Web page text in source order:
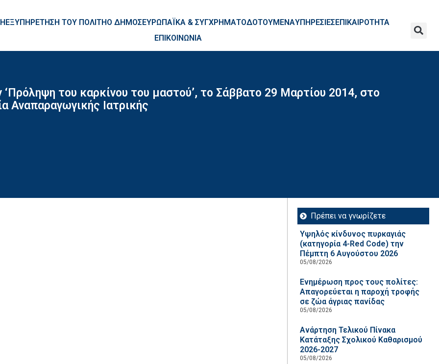
ΕΞΥΠΗΡΕΤΗΣΗ ΤΟΥ ΠΟΛΙΤΗΟ ΔΗΜΟΣΕΥΡΩΠΑΪΚΑ & ΣΥΓΧΡΗΜΑΤΟΔΟΤΟΥΜΕΝΑΥΠΗΡΕΣΙΕΣΕΠΙΚΑΙΡΟΤΗΤΑ
ΕΠΙΚΟΙΝΩΝΙΑ
‘Πρόληψη του καρκίνου του μαστού’, το Σάββατο 29 Μαρτίου 2014, στο
Αναπαραγωγικής Ιατρικής
Πρέπει να γνωρίζετε
Υψηλός κίνδυνος πυρκαγιάς
(κατηγορία 4-Red Code) την
Πέμπτη 6 Αυγούστου 2026
05/08/2026
Ενημέρωση προς τους πολίτες:
Απαγορεύεται η παροχή τροφής
σε ζώα άγριας πανίδας
05/08/2026
Ανάρτηση Τελικού Πίνακα
Κατάταξης Σχολικού Καθαρισμού
2026-2027
05/08/2026